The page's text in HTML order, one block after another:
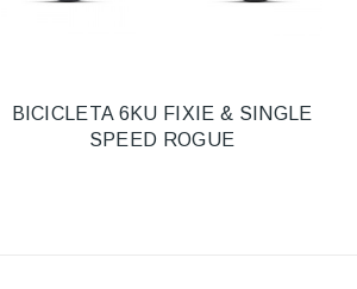
BICICLETA 6KU FIXIE & SINGLE
SPEED ROGUE